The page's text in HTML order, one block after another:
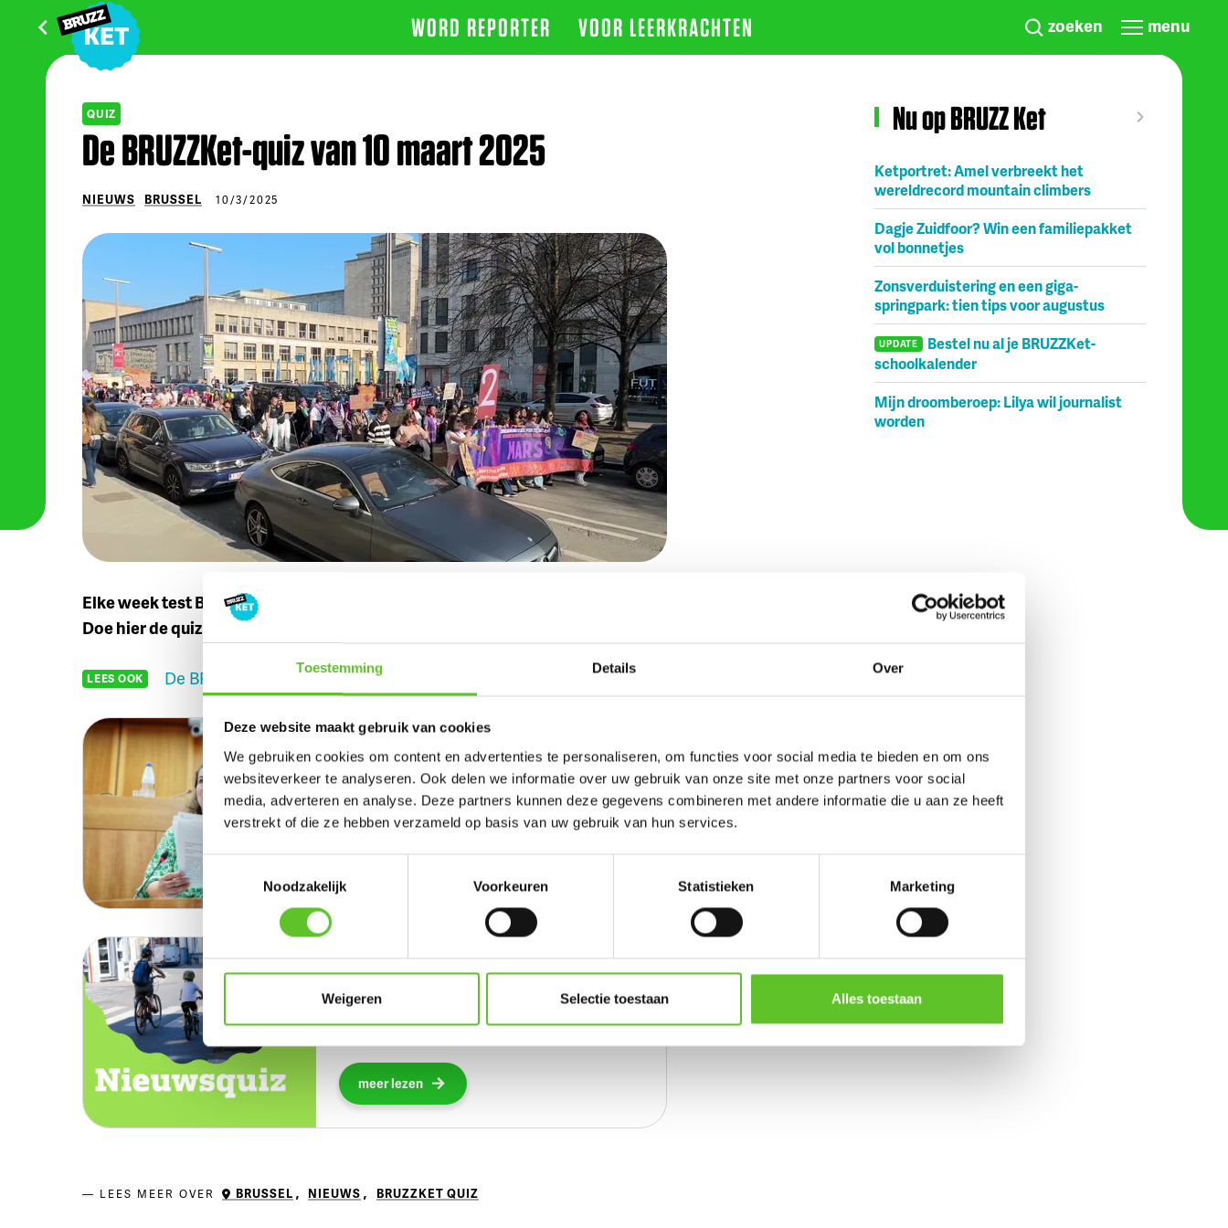
Toestemming Details Over
Deze website maakt gebruik van cookies
We gebruiken cookies om content en advertenties te personaliseren, om functies voor social media te bieden en om ons
websiteverkeer te analyseren. Ook delen we informatie over uw gebruik van onze site met onze partners voor social
media, adverteren en analyse. Deze partners kunnen deze gegevens combineren met andere informatie die u aan ze heeft
verstrekt of die ze hebben verzameld op basis van uw gebruik van hun services.
Noodzakelijk
Voorkeuren Statistieken Marketing
Weigeren Selectie toestaan Alles toestaan
WORD REPORTER VOOR LEERKRACHTEN zoeken menu
QUIZ
De BRUZZKet-quiz van 10 maart 2025
NIEUWS BRUSSEL 10/3/2025
Elke week test BRUZZKet of jullie het Brusselse nieuws goed hebben gevolgd.
Doe hier de quiz van maandag 10 maart.
LEES OOK De BRUZZKet-quiz: kom meer te weten over de antwoorden (112)
Hoe zat het nu precies?
Kwam je er niet helemaal uit? Of wil je gewoon nog
meer weten over de antwoorden van de quiz?
BRUZZKet Quiz
meer lezen
LEES MEER OVER BRUSSEL , NIEUWS , BRUZZKET QUIZ
Nu op BRUZZ Ket
Ketportret: Amel verbreekt het
wereldrecord mountain climbers
Dagje Zuidfoor? Win een familiepakket
vol bonnetjes
Zonsverduistering en een giga-
springpark: tien tips voor augustus
UPDATE
Bestel nu al je BRUZZKet-
schoolkalender
Mijn droomberoep: Lilya wil journalist
worden